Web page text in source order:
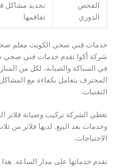
الفحص
الدوري
تحديد مشاكل
تفاقمها
خدمات فني صحي الكويت معلم
شركة أكوا تقدم خدمات فني صحي
في السباكة والصيانة، لكل من
المحترف يتعامل بكفاءة مع
التقنيات.
تغطي الشركة تركيب وصيانة فلاتر
وخدمات بعد البيع. لديها فلاتر من
الاحتياجات.
تقدم خدماتها على مدار الساعة. هذا